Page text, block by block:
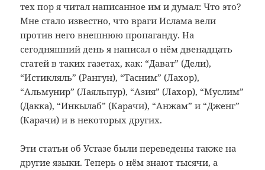
тех пор я читал написанное им и думал: Что это?
Мне стало известно, что враги Ислама вели
против него внешнюю пропаганду. На
сегодняшний день я написал о нём двенадцать
статей в таких газетах, как: “Дават” (Дели),
“Истикляль” (Рангун), “Тасним” (Лахор),
“Альмунир” (Лаяльпур), “Азия” (Лахор), “Муслим”
(Дакка), “Инкылаб” (Карачи), “Анжам” и “Дженг”
(Карачи) и в некоторых других.
Эти статьи об Устазе были переведены также на
другие языки. Теперь о нём знают тысячи, а